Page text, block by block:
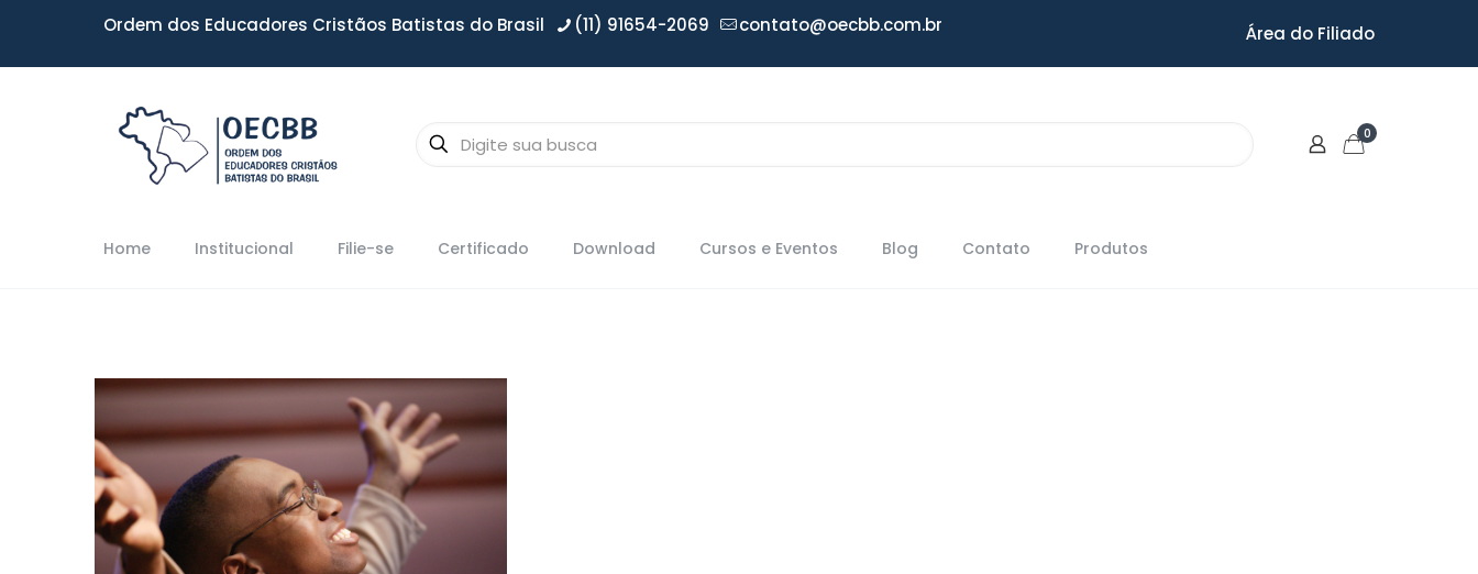
Ordem dos Educadores Cristãos Batistas do Brasil (11) 91654-2069 contato@oecbb.com.br Área do Filiado
0
Home Institucional Filie-se Certificado Download Cursos e Eventos Blog Contato Produtos